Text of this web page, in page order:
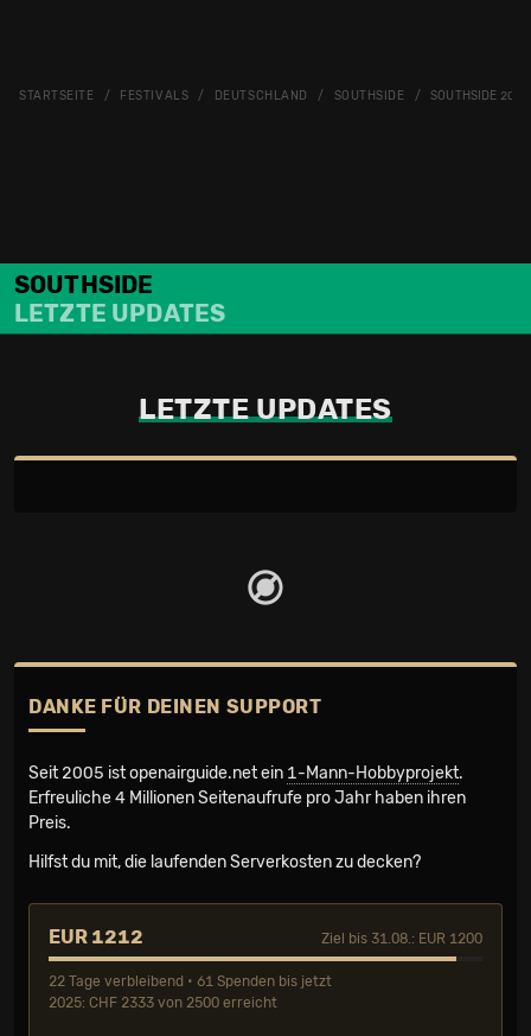
STARTSEITE FESTIVALS DEUTSCHLAND SOUTHSIDE SOUTHSIDE
SOUTHSIDE
LETZTE UPDATES
LETZTE UPDATES
DANKE FÜR DEINEN SUPPORT
Seit 2005 ist openairguide.net ein 1-Mann-Hobbyprojekt.
Erfreuliche 4 Millionen Seiten­aufrufe pro Jahr haben ihren
Preis.
Hilfst du mit, die laufenden Serverkosten zu decken?
EUR 1212 Ziel bis 31.08.: EUR 1200
22 Tage verbleibend • 61 Spenden bis jetzt
2025: CHF 2333 von 2500 erreicht